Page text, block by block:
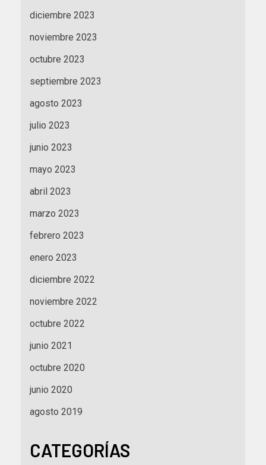
diciembre 2023
noviembre 2023
octubre 2023
septiembre 2023
agosto 2023
julio 2023
junio 2023
mayo 2023
abril 2023
marzo 2023
febrero 2023
enero 2023
diciembre 2022
noviembre 2022
octubre 2022
junio 2021
octubre 2020
junio 2020
agosto 2019
CATEGORÍAS